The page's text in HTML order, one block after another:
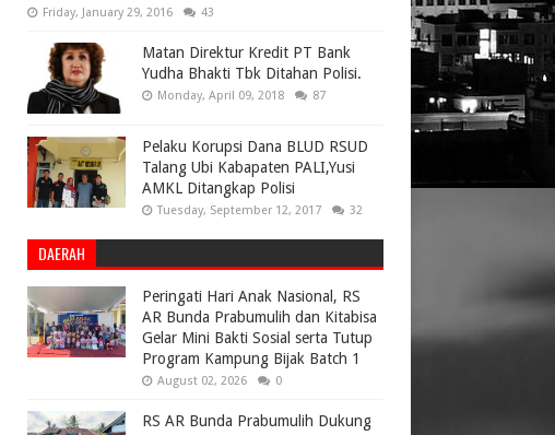
Friday, January 29, 2016 43
Matan Direktur Kredit PT Bank
Yudha Bhakti Tbk Ditahan Polisi.
Monday, April 09, 2018 87
Pelaku Korupsi Dana BLUD RSUD
Talang Ubi Kabapaten PALI,Yusi
AMKL Ditangkap Polisi
Tuesday, September 12, 2017 32
DAERAH
Peringati Hari Anak Nasional, RS
AR Bunda Prabumulih dan Kitabisa
Gelar Mini Bakti Sosial serta Tutup
Program Kampung Bijak Batch 1
August 02, 2026 0
RS AR Bunda Prabumulih Dukung